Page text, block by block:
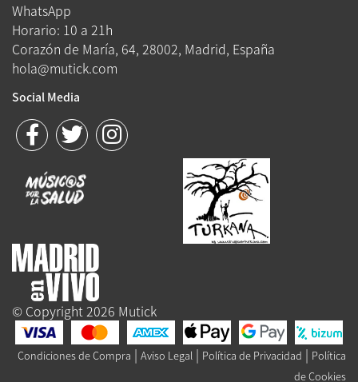
WhatsApp
Horario: 10 a 21h
Corazón de María, 64, 28002, Madrid, España
hola@mutick.com
Social Media
© Copyright 2026 Mutick
Condiciones de Compra | Aviso Legal | Política de Privacidad | Política
de Cookies